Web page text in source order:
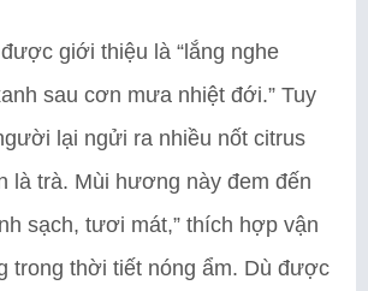
giới thiệu là “lắng nghe
sau cơn mưa nhiệt đới.” Tuy
lại ngửi ra nhiều nốt citrus
là trà. Mùi hương này đem đến
sạch, tươi mát,” thích hợp vận
trong thời tiết nóng ẩm. Dù được